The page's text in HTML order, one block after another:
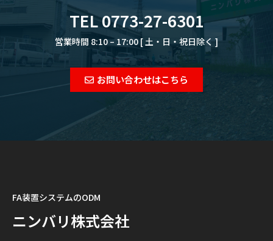
TEL 0773-27-6301
営業時間 8:10 – 17:00 [ 土・日・祝日除く ]
お問い合わせはこちら
FA装置システムのODM
ニンバリ株式会社